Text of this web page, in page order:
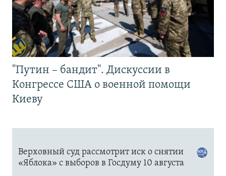
"Путин – бандит". Дискуссии в
Конгрессе США о военной помощи
Киеву